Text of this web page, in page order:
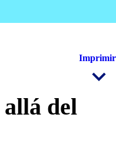
Imprimir
del